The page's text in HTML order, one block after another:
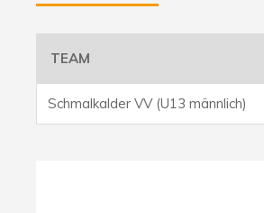
TEAM
Schmalkalder VV (U13 männlich)